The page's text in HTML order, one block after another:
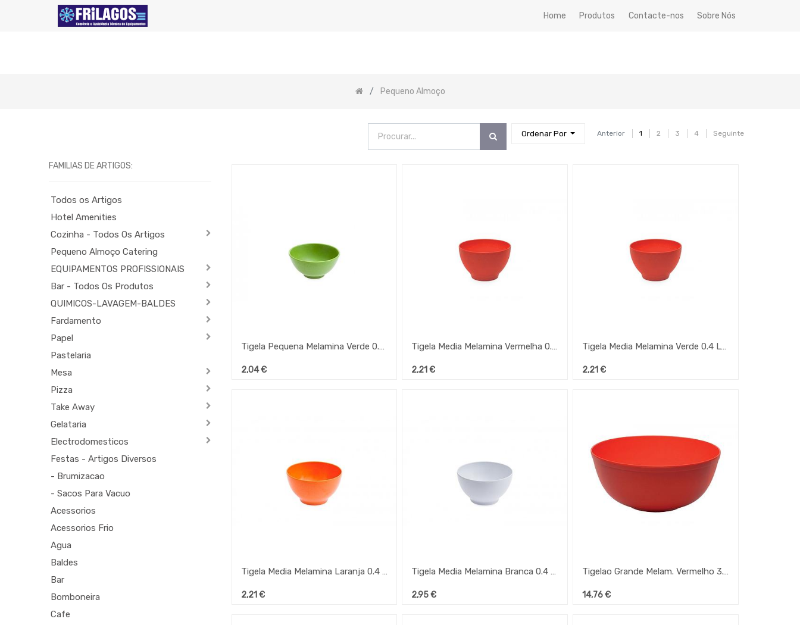
Home Produtos Contacte-nos Sobre Nós
Pequeno Almoço
Anterior 1 2 3 4 Seguinte
Ordenar Por
FAMILIAS DE ARTIGOS:
Todos os Artigos
Hotel Amenities
Cozinha - Todos Os Artigos
Pequeno Almoço Catering
EQUIPAMENTOS PROFISSIONAIS
Bar - Todos Os Produtos
QUIMICOS-LAVAGEM-BALDES
Fardamento
Papel
Pastelaria
Mesa
Pizza
Take Away
Gelataria
Electrodomesticos
Festas - Artigos Diversos
- Brumizacao
- Sacos Para Vacuo
Acessorios
Acessorios Frio
Agua
Baldes
Bar
Bomboneira
Cafe
Tigela Pequena Melamina Verde 0.25 Lt 135X130Mm Ref.134
2,04€
Tigela Media Melamina Vermelha 0.4 Lt 135X130Mm Ref.135
2,21 €
Tigela Media Melamina Verde 0.4 Lt 135X130Mm Ref.135
2,21 €
Tigela Media Melamina Laranja 0.4 Lt 135X130Mm Ref.135
2,21 €
Tigela Media Melamina Branca 0.4 Lt 135X130Mm Ref.135
2,95€
Tigelao Grande Melam. Vermelho 3.9 Lt 235X270Mm Ref.161
14,76€